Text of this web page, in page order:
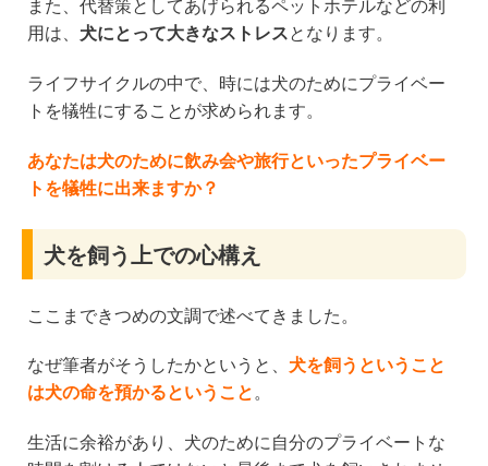
また、代替策としてあげられるペットホテルなどの利
用は、 犬にとって大きなストレスとなります。
ライフサイクルの中で、時には犬のためにプライベー
トを犠牲にすることが求められます。
あなたは犬のために飲み会や旅行といったプライベー
トを犠牲に出来ますか？
犬を飼う上での心構え
ここまできつめの文調で述べてきました。
なぜ筆者がそうしたかというと、 犬を飼うということ
は犬の命を預かるということ。
生活に余裕があり、犬のために自分のプライベートな